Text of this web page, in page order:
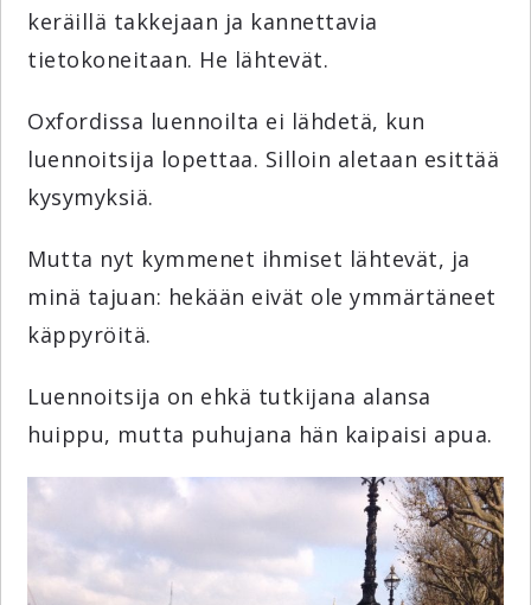
keräillä takkejaan ja kannettavia
tietokoneitaan. He lähtevät.
Oxfordissa luennoilta ei lähdetä, kun
luennoitsija lopettaa. Silloin aletaan esittää
kysymyksiä.
Mutta nyt kymmenet ihmiset lähtevät, ja
minä tajuan: hekään eivät ole ymmärtäneet
käppyröitä.
Luennoitsija on ehkä tutkijana alansa
huippu, mutta puhujana hän kaipaisi apua.